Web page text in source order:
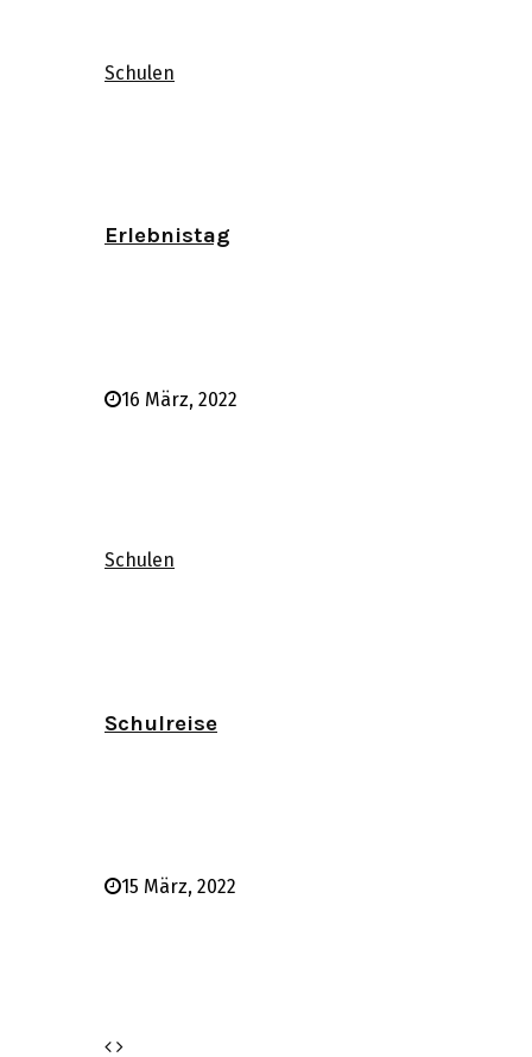
Schulen
Erlebnistag
16 März, 2022
Schulen
Schulreise
15 März, 2022